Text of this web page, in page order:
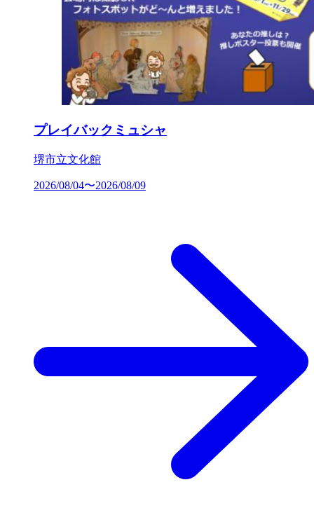
プレイバックミュシャ
堺市立文化館
2026/08/04〜2026/08/09